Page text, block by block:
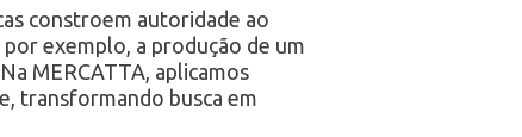
constroem autoridade ao
exemplo, a produção de um
MERCATTA, aplicamos
transformando busca em